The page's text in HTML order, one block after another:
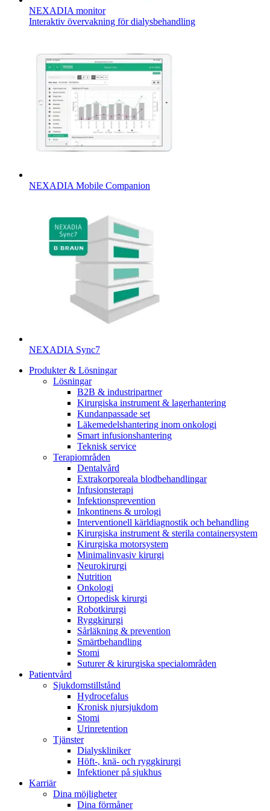
NEXADIA monitor
Interaktiv övervakning för dialysbehandling
NEXADIA Mobile Companion
NEXADIA Sync7
Produkter & Lösningar
Lösningar
B2B & industripartner
Kirurgiska instrument & lagerhantering
Kundanpassade set
Läkemedelshantering inom onkologi
Smart infusionshantering
Teknisk service
Terapiområden
Dentalvård
Extrakorporeala blodbehandlingar
Infusionsterapi
Infektionsprevention
Inkontinens & urologi
Interventionell kärldiagnostik och behandling
Kirurgiska instrument & sterila containersystem
Kirurgiska motorsystem
Minimalinvasiv kirurgi
Neurokirurgi
Nutrition
Onkologi
Ortopedisk kirurgi
Robotkirurgi
Ryggkirurgi
Sårläkning & prevention
Smärtbehandling
Stomi
Suturer & kirurgiska specialområden
Patientvård
Sjukdomstillstånd
Hydrocefalus
Kronisk njursjukdom
Stomi
Urinretention
Tjänster
Dialyskliniker
Höft-, knä- och ryggkirurgi
Infektioner på sjukhus
Karriär
Dina möjligheter
Dina förmåner